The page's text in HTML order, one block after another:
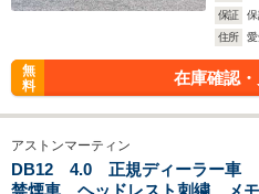
保証
住所
無
料
在庫確認
アストンマーティン
DB12 4.0 正規ディーラー車
禁煙車 ヘッドレスト刺繍 メ